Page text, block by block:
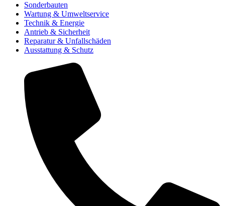
Sonderbauten
Wartung & Umweltservice
Technik & Energie
Antrieb & Sicherheit
Reparatur & Unfallschäden
Ausstattung & Schutz